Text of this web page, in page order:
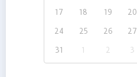
17 18 19 20
24 25 26 27
31 1 2 3